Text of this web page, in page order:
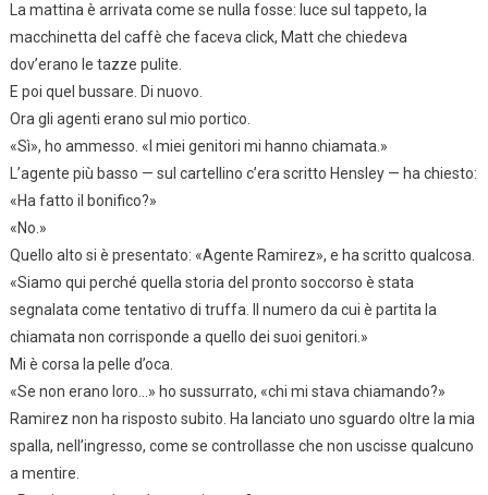
La mattina è arrivata come se nulla fosse: luce sul tappeto, la
macchinetta del caffè che faceva click, Matt che chiedeva
dov’erano le tazze pulite.
E poi quel bussare. Di nuovo.
Ora gli agenti erano sul mio portico.
«Sì», ho ammesso. «I miei genitori mi hanno chiamata.»
L’agente più basso — sul cartellino c’era scritto Hensley — ha chiesto:
«Ha fatto il bonifico?»
«No.»
Quello alto si è presentato: «Agente Ramirez», e ha scritto qualcosa.
«Siamo qui perché quella storia del pronto soccorso è stata
segnalata come tentativo di truffa. Il numero da cui è partita la
chiamata non corrisponde a quello dei suoi genitori.»
Mi è corsa la pelle d’oca.
«Se non erano loro…» ho sussurrato, «chi mi stava chiamando?»
Ramirez non ha risposto subito. Ha lanciato uno sguardo oltre la mia
spalla, nell’ingresso, come se controllasse che non uscisse qualcuno
a mentire.